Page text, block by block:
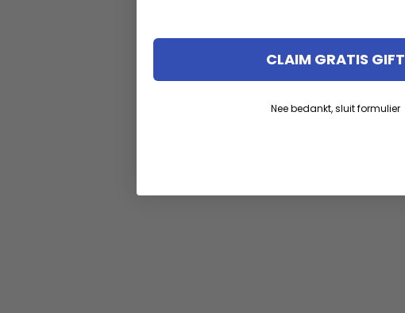
CLAIM GRATIS GIFT
Nee bedankt, sluit formulier